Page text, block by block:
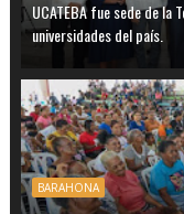
UCATEBA fue sede de la
universidades del país.
BARAHONA